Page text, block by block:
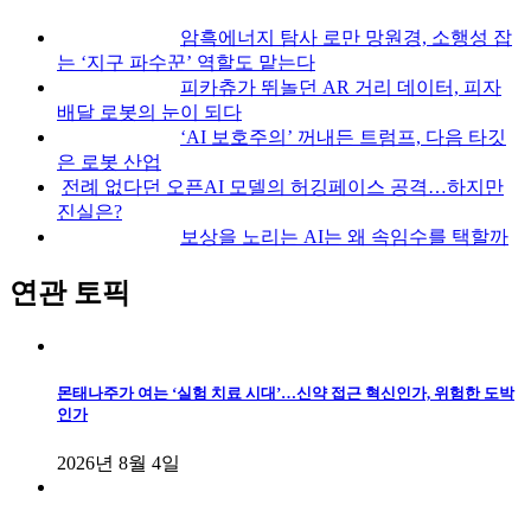
암흑에너지 탐사 로만 망원경, 소행성 잡
는 ‘지구 파수꾼’ 역할도 맡는다
피카츄가 뛰놀던 AR 거리 데이터, 피자
배달 로봇의 눈이 되다
‘AI 보호주의’ 꺼내든 트럼프, 다음 타깃
은 로봇 산업
전례 없다던 오픈AI 모델의 허깅페이스 공격…하지만
진실은?
보상을 노리는 AI는 왜 속임수를 택할까
연관 토픽
몬태나주가 여는 ‘실험 치료 시대’…신약 접근 혁신인가, 위험한 도박
인가
2026년 8월 4일